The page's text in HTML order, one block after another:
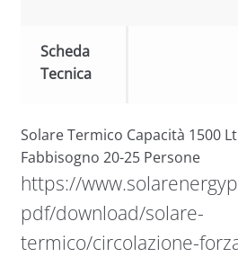
Scheda
Tecnica
Solare Termico Capacità 1500
Fabbisogno 20-25 Persone
https://
pdf/download/solare-
termico/circolazione-